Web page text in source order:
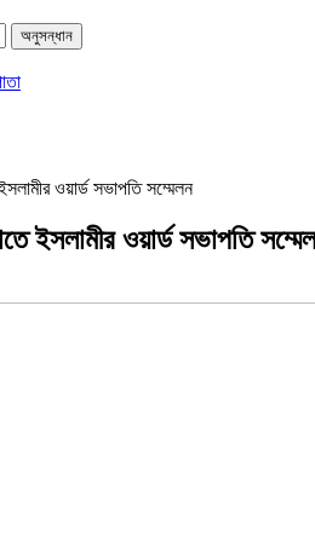
ওয়ার্ড সভাপতি সম্মেলন
ইসলামীর ওয়ার্ড সভাপতি